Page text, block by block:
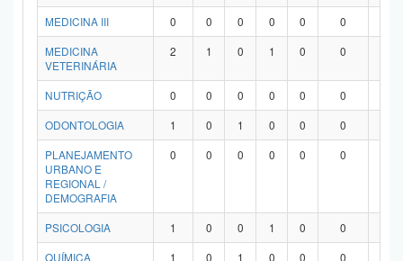
MEDICINA III
0 0 0 0 0 0
MEDICINA
VETERINÁRIA
2 1 0 1 0 0
NUTRIÇÃO 0 0 0 0 0 0
ODONTOLOGIA
1 0 1 0 0 0
PLANEJAMENTO
URBANO E
REGIONAL /
DEMOGRAFIA
0 0 0 0 0 0
PSICOLOGIA 1 0 0 1 0 0
QUÍMICA
1 0 1 0 0 0